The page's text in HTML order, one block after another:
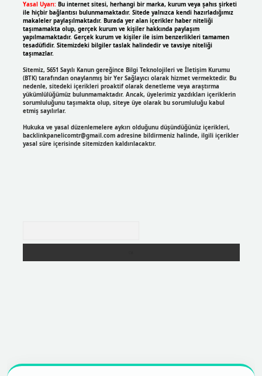
Yasal Uyarı: Bu internet sitesi, herhangi bir marka, kurum veya şahıs şirketi
ile hiçbir bağlantısı bulunmamaktadır. Sitede yalnızca kendi hazırladığımız
makaleler paylaşılmaktadır. Burada yer alan içerikler haber niteliği
taşımamakta olup, gerçek kurum ve kişiler hakkında paylaşım
yapılmamaktadır. Gerçek kurum ve kişiler ile isim benzerlikleri tamamen
tesadüfidir. Sitemizdeki bilgiler taslak halindedir ve tavsiye niteliği
taşımazlar.
Sitemiz, 5651 Sayılı Kanun gereğince Bilgi Teknolojileri ve İletişim Kurumu
(BTK) tarafından onaylanmış bir Yer Sağlayıcı olarak hizmet vermektedir. Bu
nedenle, sitedeki içerikleri proaktif olarak denetleme veya araştırma
yükümlülüğümüz bulunmamaktadır. Ancak, üyelerimiz yazdıkları içeriklerin
sorumluluğunu taşımakta olup, siteye üye olarak bu sorumluluğu kabul
etmiş sayılırlar.
Hukuka ve yasal düzenlemelere aykırı olduğunu düşündüğünüz içerikleri,
backlinkpanelicomtr@gmail.comadresine bildirmeniz halinde, ilgili içerikler
yasal süre içerisinde sitemizden kaldırılacaktır.